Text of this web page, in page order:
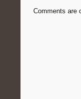
Comments are